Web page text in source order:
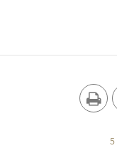
5